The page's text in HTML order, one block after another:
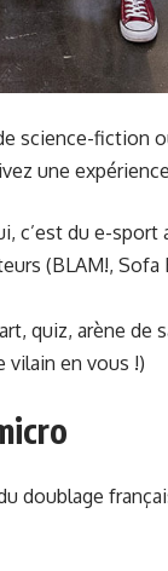
science-fiction
une
c’est du e-sport
(BLAM!,
quiz, arène de
vilain en vous !)
doublage